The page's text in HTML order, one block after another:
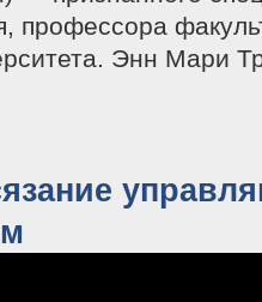
профессора
Энн Мари